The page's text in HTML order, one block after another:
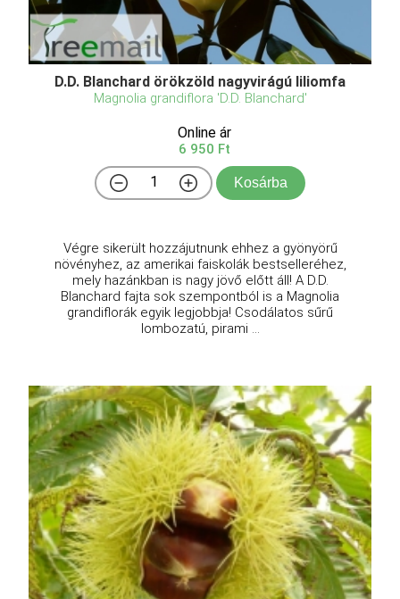
D.D. Blanchard örökzöld nagyvirágú liliomfa
Magnolia grandiflora 'D.D. Blanchard'
Online ár
6 950 Ft
Kosárba
Végre sikerült hozzájutnunk ehhez a gyönyörű
növényhez, az amerikai faiskolák bestselleréhez,
mely hazánkban is nagy jövő előtt áll! A D.D.
Blanchard fajta sok szempontból is a Magnolia
grandiflorák egyik legjobbja! Csodálatos sűrű
lombozatú, pirami ...